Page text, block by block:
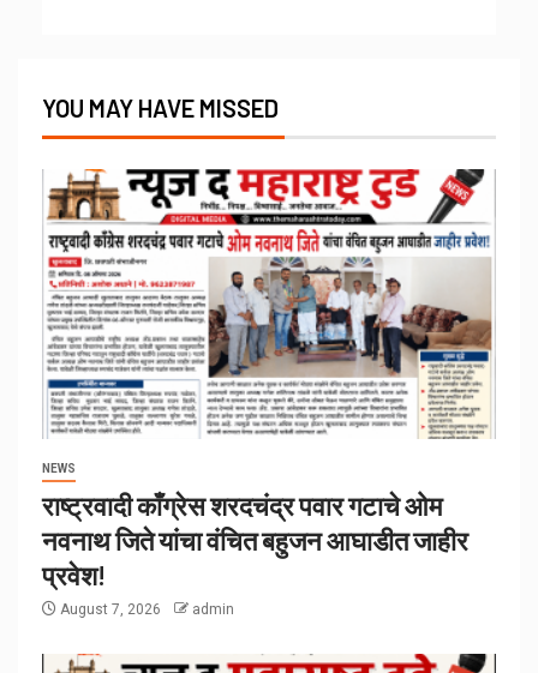
YOU MAY HAVE MISSED
NEWS
राष्ट्रवादी काँग्रेस शरदचंद्र पवार गटाचे ओम
नवनाथ जिते यांचा वंचित बहुजन आघाडीत जाहीर
प्रवेश!
August 7, 2026 admin